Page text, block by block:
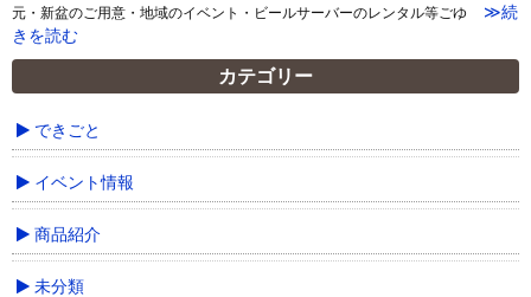
元・新盆のご用意・地域のイベント・ビールサーバーのレンタル等ごゆ
≫続
きを読む
カテゴリー
できごと
イベント情報
商品紹介
未分類